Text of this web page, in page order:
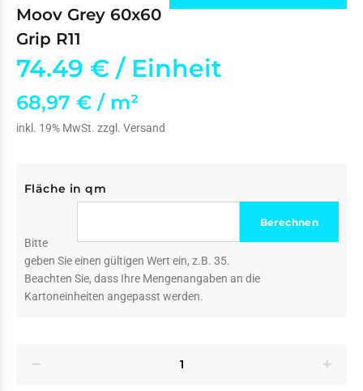
Moov Grey 60x60
Grip R11
74.49 € / Einheit
68,97 € / m²
inkl. 19% MwSt. zzgl. Versand
Fläche in qm
Bitte
geben Sie einen gültigen Wert ein, z.B. 35.
Beachten Sie, dass Ihre Mengenangaben an die
Kartoneinheiten angepasst werden.